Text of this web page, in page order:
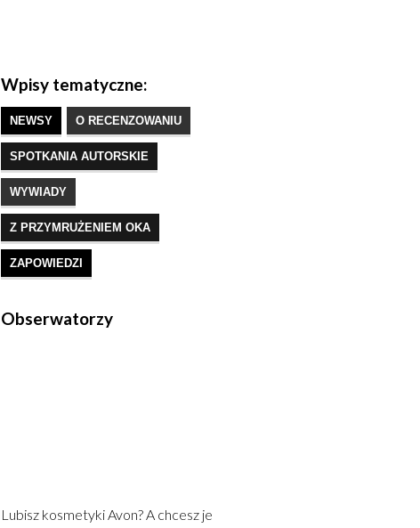
Wpisy tematyczne:
NEWSY O RECENZOWANIU
SPOTKANIA AUTORSKIE
WYWIADY
Z PRZYMRUŻENIEM OKA
ZAPOWIEDZI
Obserwatorzy
Lubisz kosmetyki Avon? A chcesz je